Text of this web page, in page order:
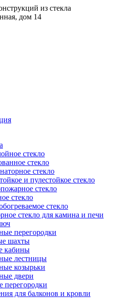
из стекла
дом 14
стекло
стекло
стекло
и пулестойкое стекло
стекло
стекло
стекло
стекло для камина и печи
перегородки
шахты
кабины
лестницы
козырьки
двери
для балконов и кровли